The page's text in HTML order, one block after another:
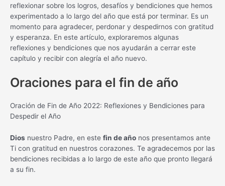
reflexionar sobre los logros, desafíos y bendiciones que hemos
experimentado a lo largo del año que está por terminar. Es un
momento para agradecer, perdonar y despedirnos con gratitud
y esperanza. En este artículo, exploraremos algunas
reflexiones y bendiciones que nos ayudarán a cerrar este
capítulo y recibir con alegría el año nuevo.
Oraciones para el fin de año
Oración de Fin de Año 2022: Reflexiones y Bendiciones para
Despedir el Año
Dios nuestro Padre, en este fin de año nos presentamos ante
Ti con gratitud en nuestros corazones. Te agradecemos por las
bendiciones recibidas a lo largo de este año que pronto llegará
a su fin.